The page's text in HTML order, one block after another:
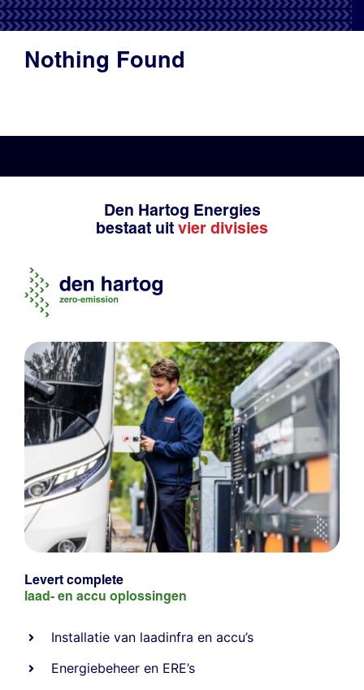
Productadvies
Nothing Found
Den Hartog Energies
bestaat uit vier divisies
Levert complete
laad- en accu oplossingen
Installatie van laadinfra en accu’s
Energiebeheer en ERE’s